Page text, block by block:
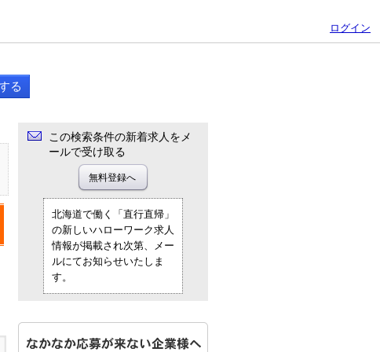
ログイン
この検索条件の新着求人をメ
ールで受け取る
北海道で働く「直行直帰」
の新しいハローワーク求人
情報が掲載され次第、メー
ルにてお知らせいたしま
す。